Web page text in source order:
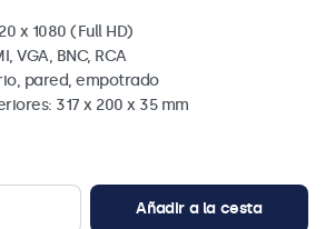
x 1080 (Full HD)
VGA, BNC, RCA
pared, empotrado
317 x 200 x 35 mm
Añadir a la cesta